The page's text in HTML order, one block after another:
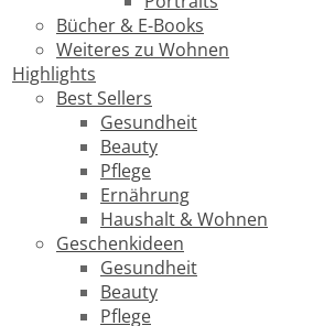
Bücher & E-Books
Weiteres zu Wohnen
Highlights
Best Sellers
Gesundheit
Beauty
Pflege
Ernährung
Haushalt & Wohnen
Geschenkideen
Gesundheit
Beauty
Pflege